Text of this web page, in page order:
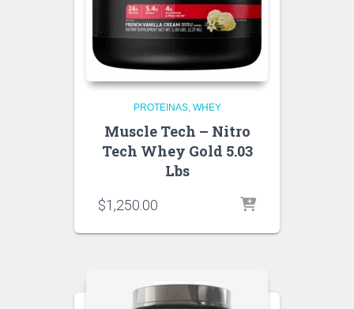
PROTEINAS WHEY
Muscle Tech – Nitro
Tech Whey Gold 5.03
Lbs
$1,250.00